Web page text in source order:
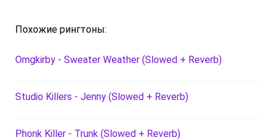
Похожие рингтоны:
Omgkirby - Sweater Weather (Slowed + Reverb)
Studio Killers - Jenny (Slowed + Reverb)
Phonk Killer - Trunk (Slowed + Reverb)